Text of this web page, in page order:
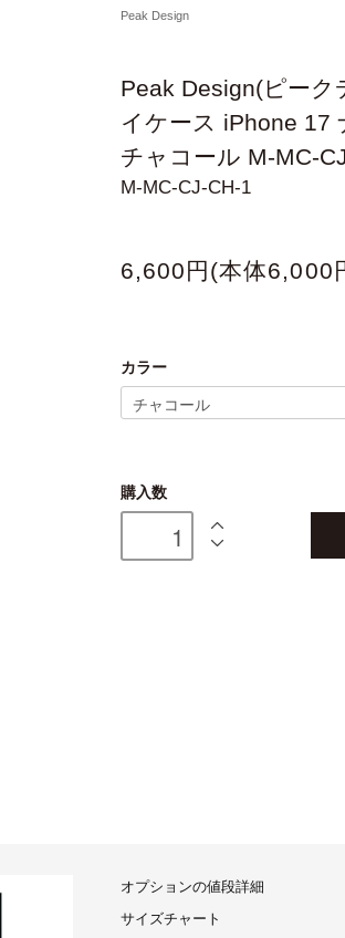
Peak Design
Peak Design(ピー
イケース iPhone 17
チャコール M-MC-
M-MC-CJ-CH-1
6,600円(本体6,000
カラー
購入数
オプションの値段詳細
サイズチャート